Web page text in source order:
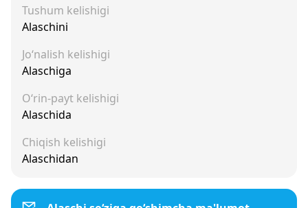
Tushum kelishigi
Alaschini
Jo‘nalish kelishigi
Alaschiga
O‘rin-payt kelishigi
Alaschida
Chiqish kelishigi
Alaschidan